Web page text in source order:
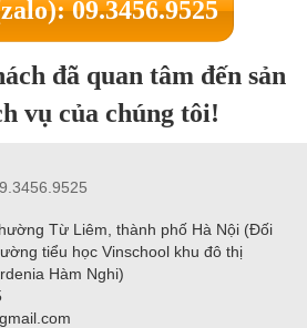
09.3456.9525
đã quan tâm đến sản
vụ của chúng tôi!
Từ Liêm, thành phố Hà Nội (Đối
tiểu học Vinschool khu đô thị
Hàm Nghi)